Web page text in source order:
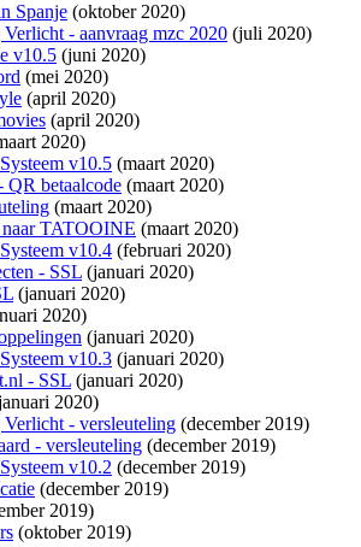
Spanje (oktober 2020)
- aanvraag mzc 2020 (juli 2020)
v10.5 (juni 2020)
(mei 2020)
(april 2020)
(april 2020)
2020)
v10.5 (maart 2020)
QR betaalcode (maart 2020)
(maart 2020)
TATOOINE (maart 2020)
v10.4 (februari 2020)
- SSL (januari 2020)
(januari 2020)
2020)
(januari 2020)
v10.3 (januari 2020)
- SSL (januari 2020)
2020)
- versleuteling (december 2019)
- versleuteling (december 2019)
v10.2 (december 2019)
(december 2019)
2019)
(oktober 2019)